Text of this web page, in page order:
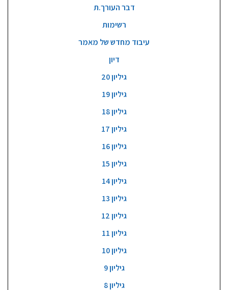
דבר העורך.ת
רשימות
עיבוד מחדש של מאמר
דיון
גיליון 20
גיליון 19
גיליון 18
גיליון 17
גיליון 16
גיליון 15
גיליון 14
גיליון 13
גיליון 12
גיליון 11
גיליון 10
גיליון 9
גיליון 8